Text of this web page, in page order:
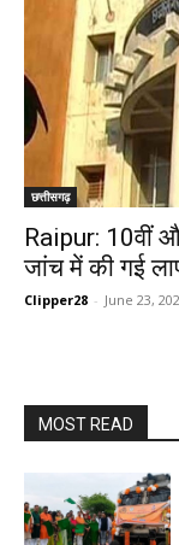
छत्तीसगढ़
Raipur: 10वीं और
जांच में की गई
Clipper28 - June 23,
MOST READ